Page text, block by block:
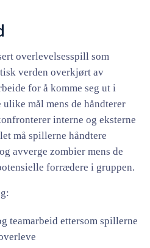
overlevelsesspill som
verden overkjørt av
for å komme seg ut i
mål mens de håndterer
interne og eksterne
må spillerne håndtere
avverge zombier mens de
forrædere i gruppen.
teamarbeid ettersom spillerne